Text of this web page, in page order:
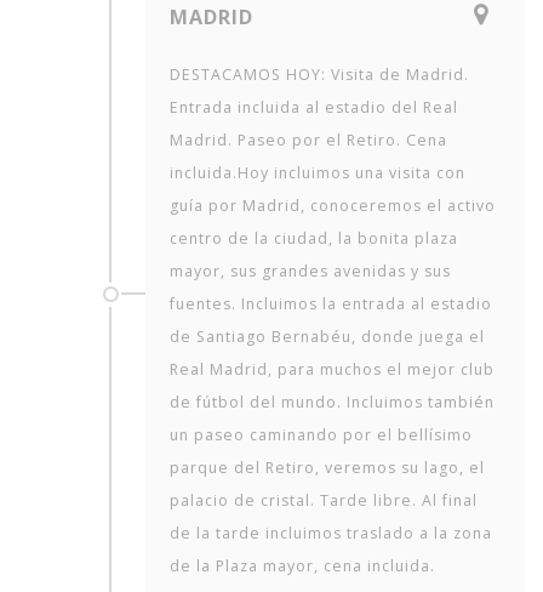
MADRID
DESTACAMOS HOY: Visita de Madrid.
Entrada incluida al estadio del Real
Madrid. Paseo por el Retiro. Cena
incluida.Hoy incluimos una visita con
guía por Madrid, conoceremos el activo
centro de la ciudad, la bonita plaza
mayor, sus grandes avenidas y sus
fuentes. Incluimos la entrada al estadio
de Santiago Bernabéu, donde juega el
Real Madrid, para muchos el mejor club
de fútbol del mundo. Incluimos también
un paseo caminando por el bellísimo
parque del Retiro, veremos su lago, el
palacio de cristal. Tarde libre. Al final
de la tarde incluimos traslado a la zona
de la Plaza mayor, cena incluida.